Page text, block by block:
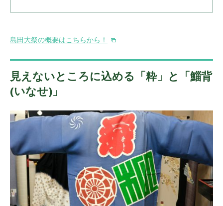
島田大祭の概要はこちらから！
見えないところに込める「粋」と「鯔背
(いなせ)」